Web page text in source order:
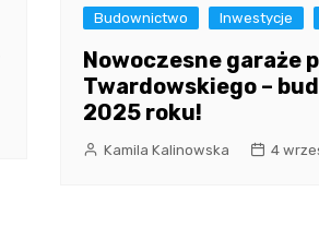
Budownictwo Inwestycje
Nowoczesne garaże
Twardowskiego –
2025 roku!
Kamila Kalinowska 4